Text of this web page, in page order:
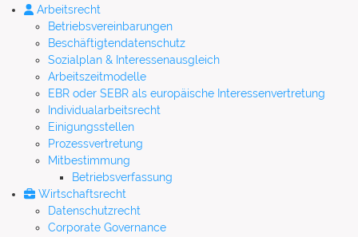
Arbeitsrecht
Betriebsvereinbarungen
Beschäftigtendatenschutz
Sozialplan & Interessenausgleich
Arbeitszeitmodelle
EBR oder SEBR als europäische Interessenvertretung
Individualarbeitsrecht
Einigungsstellen
Prozessvertretung
Mitbestimmung
Betriebsverfassung
Wirtschaftsrecht
Datenschutzrecht
Corporate Governance